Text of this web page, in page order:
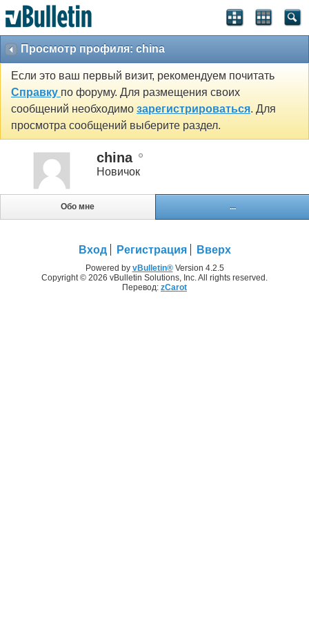
Просмотр профиля: china
Если это ваш первый визит, рекомендуем почитать
Справку по форуму. Для размещения своих
сообщений необходимо зарегистрироваться. Для
просмотра сообщений выберите раздел.
china
Новичок
Обо мне ...
Вход Регистрация Вверх
Powered by vBulletin®Version 4.2.5
Copyright © 2026 vBulletin Solutions, Inc. All rights reserved.
Перевод: zCarot